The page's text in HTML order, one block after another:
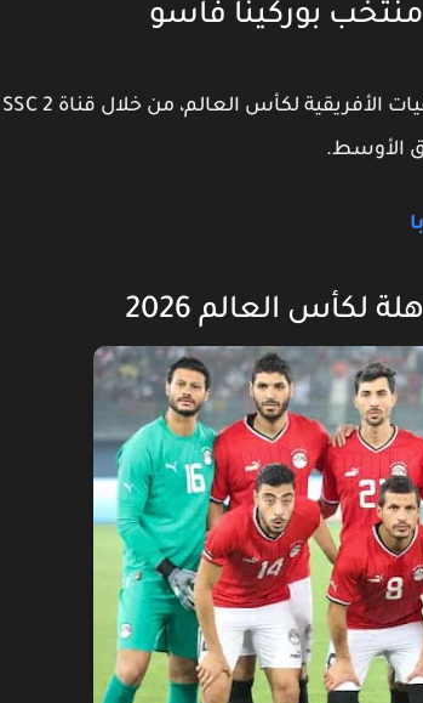
منتخب بوركينا فاسو
تعرض مباراة منتخب إثيوبيا ضد منتخب بوركينا فاسو في التصفيات الأفريقية لكأس العالم، من خلال قناة SSC 2
العالم 2026